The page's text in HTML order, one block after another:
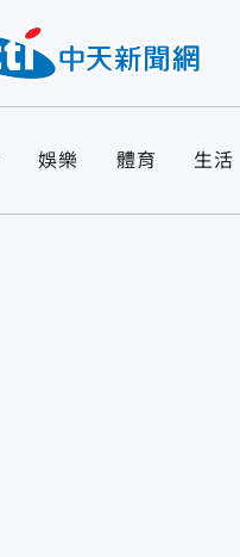
娛樂 體育 生活